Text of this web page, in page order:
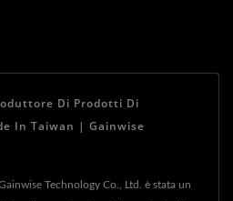
Di Prodotti Di
In Taiwan | Gainwise
Technology Co., Ltd. è stata un